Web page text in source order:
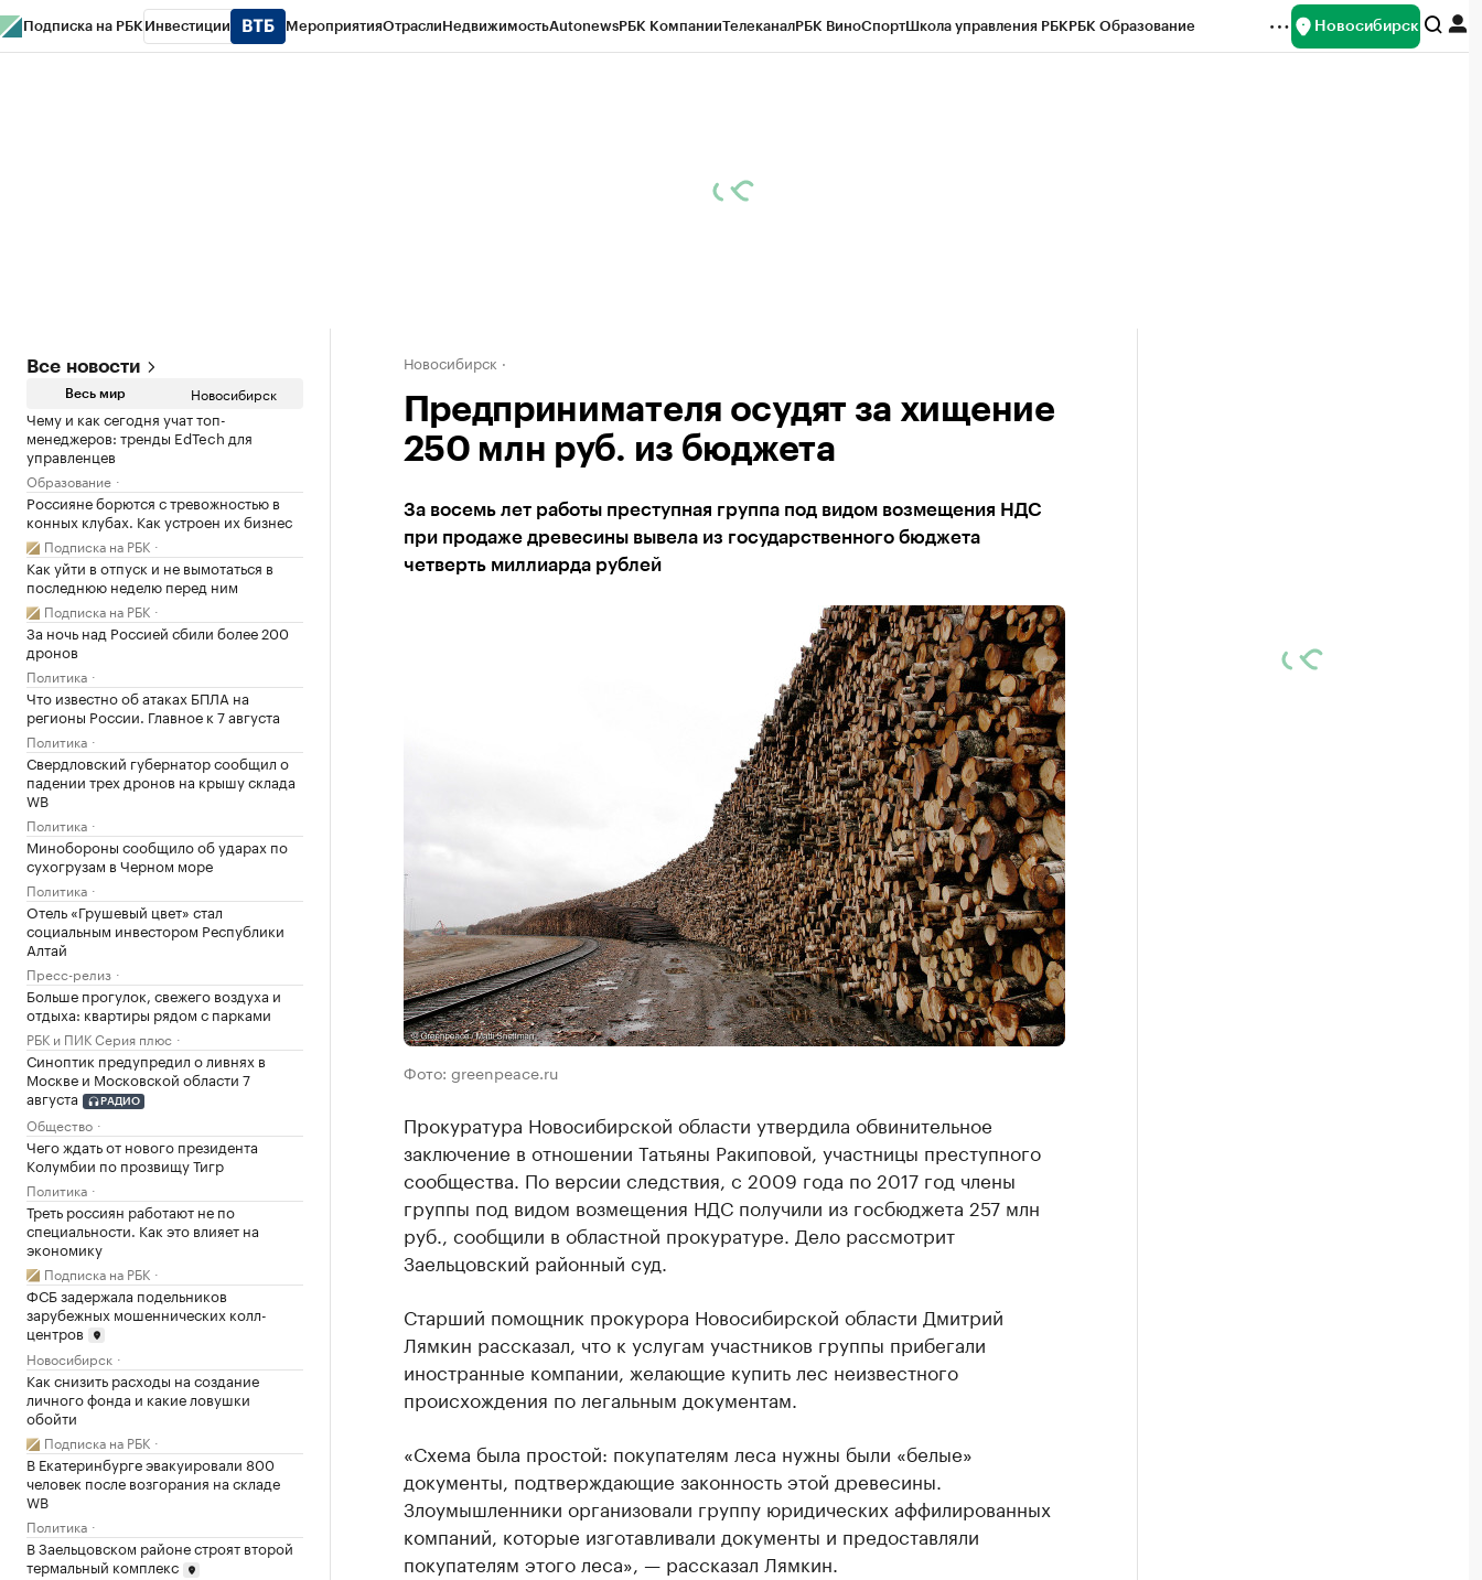
Подписка на РБК Инвестиции МероприятияОтраслиНедвижимостьAutonewsРБК КомпанииТелеканалРБК ВиноСпортШкола управления РБКРБК Образование Новосибирск
Все новости
Весь мир Новосибирск
Чему и как сегодня учат топ-
менеджеров: тренды EdTech для
управленцев
Образование
Россияне борются с тревожностью в
конных клубах. Как устроен их бизнес
Подписка на РБК
Как уйти в отпуск и не вымотаться в
последнюю неделю перед ним
Подписка на РБК
За ночь над Россией сбили более 200
дронов
Политика
Что известно об атаках БПЛА на
регионы России. Главное к 7 августа
Политика
Свердловский губернатор сообщил о
падении трех дронов на крышу склада
WB
Политика
Минобороны сообщило об ударах по
сухогрузам в Черном море
Политика
Отель «Грушевый цвет» стал
социальным инвестором Республики
Алтай
Пресс-релиз
Больше прогулок, свежего воздуха и
отдыха: квартиры рядом с парками
РБК и ПИК Серия плюс
Синоптик предупредил о ливнях в
Москве и Московской области 7
августа
РАДИО
Общество
Чего ждать от нового президента
Колумбии по прозвищу Тигр
Политика
Треть россиян работают не по
специальности. Как это влияет на
экономику
Подписка на РБК
ФСБ задержала подельников
зарубежных мошеннических колл-
центров
Новосибирск
Как снизить расходы на создание
личного фонда и какие ловушки
обойти
Подписка на РБК
В Екатеринбурге эвакуировали 800
человек после возгорания на складе
WB
Политика
В Заельцовском районе строят второй
термальный комплекс
Новосибирск
Предпринимателя осудят за хищение
250 млн руб. из бюджета
За восемь лет работы преступная группа под видом возмещения НДС
при продаже древесины вывела из государственного бюджета
четверть миллиарда рублей
Фото: greenpeace.ru
Прокуратура Новосибирской области утвердила обвинительное
заключение в отношении Татьяны Ракиповой, участницы преступного
сообщества. По версии следствия, с 2009 года по 2017 год члены
группы под видом возмещения НДС получили из госбюджета 257 млн
руб., сообщили в областной прокуратуре. Дело рассмотрит
Заельцовский районный суд.
Старший помощник прокурора Новосибирской области Дмитрий
Лямкин рассказал, что к услугам участников группы прибегали
иностранные компании, желающие купить лес неизвестного
происхождения по легальным документам.
«Схема была простой: покупателям леса нужны были «белые»
документы, подтверждающие законность этой древесины.
Злоумышленники организовали группу юридических аффилированных
компаний, которые изготавливали документы и предоставляли
покупателям этого леса», — рассказал Лямкин.